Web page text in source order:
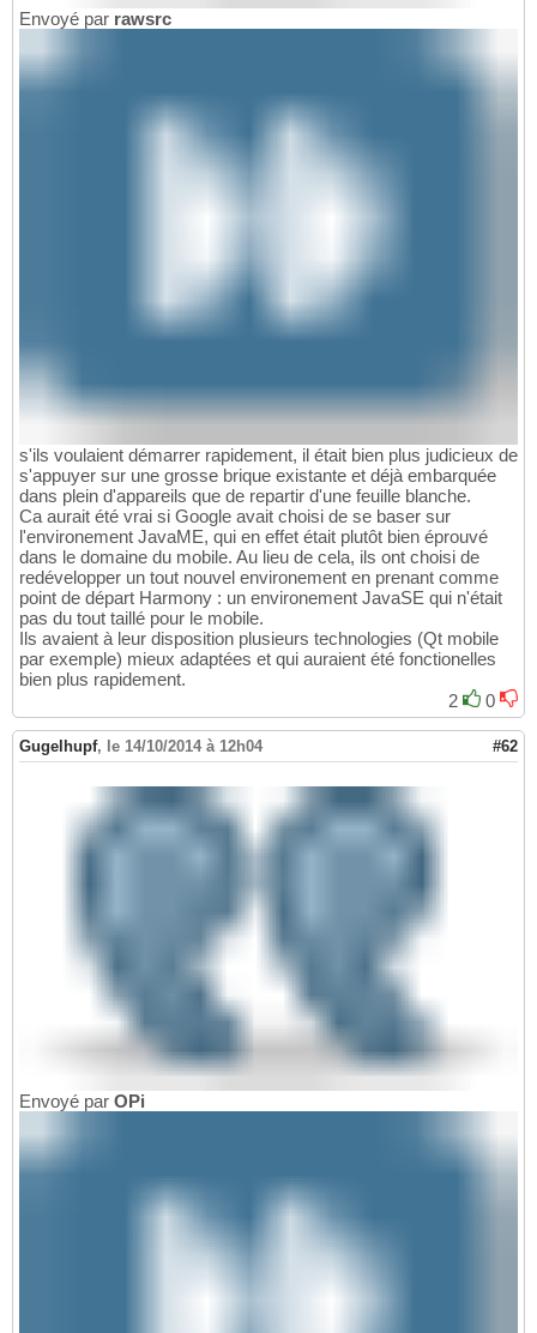
Envoyé par rawsrc
s'ils voulaient démarrer rapidement, il était bien plus judicieux de
s'appuyer sur une grosse brique existante et déjà embarquée
dans plein d'appareils que de repartir d'une feuille blanche.
Ca aurait été vrai si Google avait choisi de se baser sur
l'environement JavaME, qui en effet était plutôt bien éprouvé
dans le domaine du mobile. Au lieu de cela, ils ont choisi de
redévelopper un tout nouvel environement en prenant comme
point de départ Harmony : un environement JavaSE qui n'était
pas du tout taillé pour le mobile.
Ils avaient à leur disposition plusieurs technologies (Qt mobile
par exemple) mieux adaptées et qui auraient été fonctionelles
bien plus rapidement.
2
0
Gugelhupf, le 14/10/2014 à 12h04 #62
Envoyé par OPi